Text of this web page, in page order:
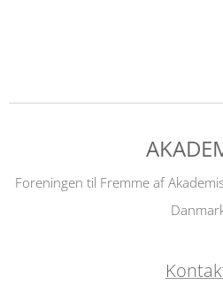
Foreningen til Fremme af